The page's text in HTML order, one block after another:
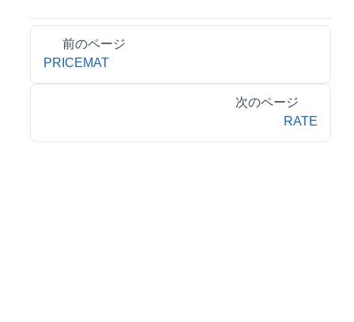
前のページ
PRICEMAT
次のページ
RATE